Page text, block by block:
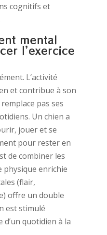
cognitifs et
mental
l’exercice
L’activité
et contribue à son
pas ses
Un chien a
jouer et se
pour rester en
de combiner les
physique enrichie
(flair,
offre un double
est stimulé
quotidien à la